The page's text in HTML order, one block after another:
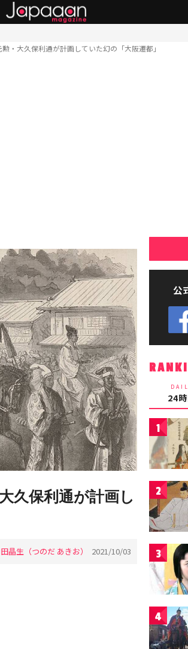
・大久保利通が計画していた幻の「大阪遷都」
久保利通が計画し
晶生（つのだ あきお） 2021/10/03
公
24
1
2
3
4